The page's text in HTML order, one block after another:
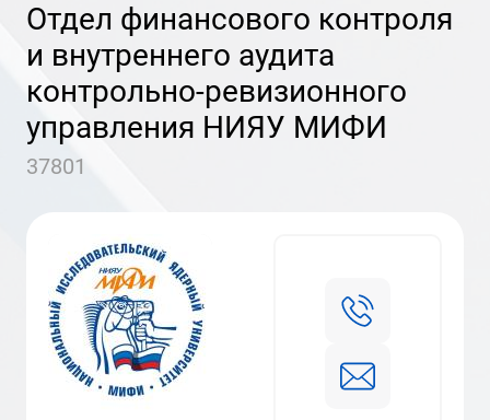
отдел финансового контроля
и внутреннего аудита
контрольно-ревизионного
управления НИЯУ МИФИ
37801